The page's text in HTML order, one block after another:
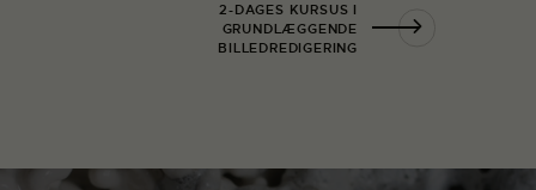
2-DAGES KURSUS I
GRUNDLÆGGENDE
BILLEDREDIGERING